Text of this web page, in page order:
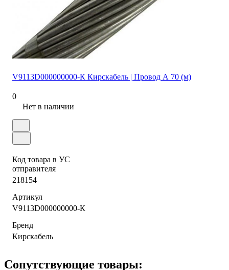
V9113D000000000-К Кирскабель | Провод А 70 (м)
0
Нет в наличии
Код товара в УС
отправителя
218154
Артикул
V9113D000000000-К
Бренд
Кирскабель
Сопутствующие товары: